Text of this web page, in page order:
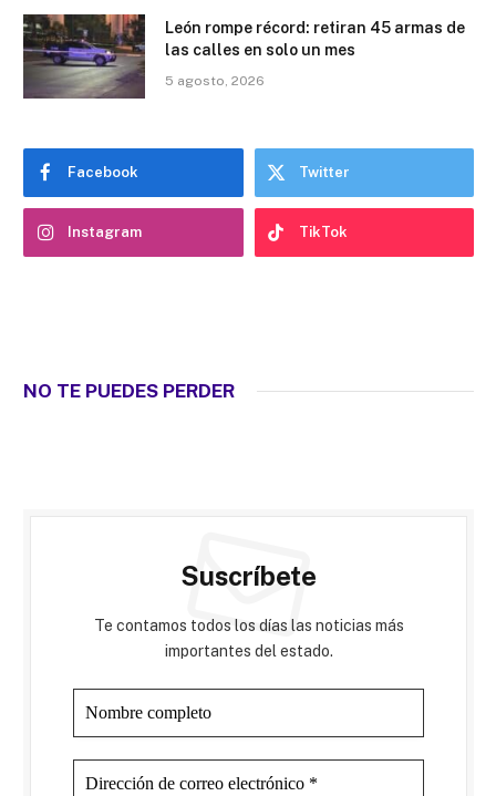
León rompe récord: retiran 45 armas de
las calles en solo un mes
5 agosto, 2026
Facebook Twitter
Instagram TikTok
NO TE PUEDES PERDER
Suscríbete
Te contamos todos los días las noticias más
importantes del estado.